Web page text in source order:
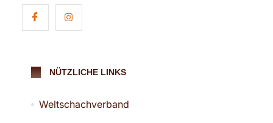
NÜTZLICHE LINKS
Weltschachverband